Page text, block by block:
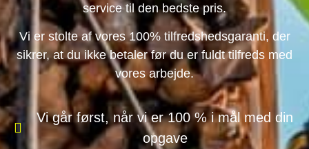
service til den bedste pris.
Vi er stolte af vores 100% tilfredshedsgaranti, der
sikrer, at du ikke betaler før du er fuldt tilfreds med
vores arbejde.
Vi går først, når vi er 100 % i mål med din
opgave